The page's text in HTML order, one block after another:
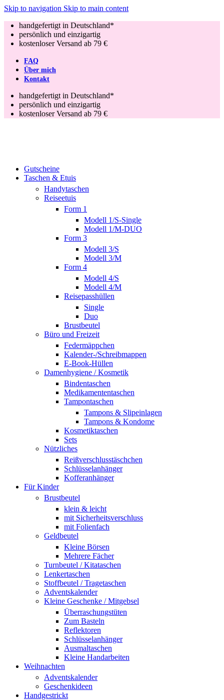
Skip to navigation Skip to main content
handgefertigt in Deutschland*
persönlich und einzigartig
kostenloser Versand ab 79 €
FAQ
Über mich
Kontakt
handgefertigt in Deutschland*
persönlich und einzigartig
kostenloser Versand ab 79 €
Gutscheine
Taschen & Etuis
Handytaschen
Reiseetuis
Form 1
Modell 1/S-Single
Modell 1/M-DUO
Form 3
Modell 3/S
Modell 3/M
Form 4
Modell 4/S
Modell 4/M
Reisepasshüllen
Single
Duo
Brustbeutel
Büro und Freizeit
Federmäppchen
Kalender-/Schreibmappen
E-Book-Hüllen
Damenhygiene / Kosmetik
Bindentaschen
Medikamententaschen
Tampontaschen
Tampons & Slipeinlagen
Tampons & Kondome
Kosmetiktaschen
Sets
Nützliches
Reißverschlusstäschchen
Schlüsselanhänger
Kofferanhänger
Für Kinder
Brustbeutel
klein & leicht
mit Sicherheitsverschluss
mit Folienfach
Geldbeutel
Kleine Börsen
Mehrere Fächer
Turnbeutel / Kitataschen
Lenkertaschen
Stoffbeutel / Tragetaschen
Adventskalender
Kleine Geschenke / Mitgebsel
Überraschungstüten
Zum Basteln
Reflektoren
Schlüsselanhänger
Ausmaltaschen
Kleine Handarbeiten
Weihnachten
Adventskalender
Geschenkideen
Handgestrickt